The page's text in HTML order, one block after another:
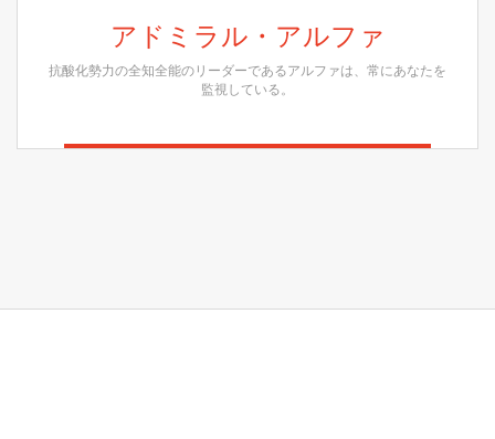
アドミラル・アルファ
抗酸化勢力の全知全能のリーダーであるアルファは、常にあなたを
監視している。